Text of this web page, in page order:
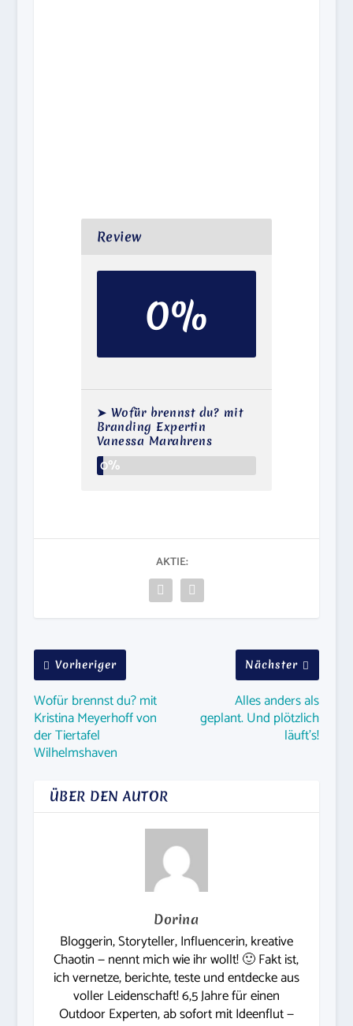
Review
0%
➤ Wofür brennst du? mit
Branding Expertin
Vanessa Marahrens
0%
AKTIE:
Vorheriger
Wofür brennst du? mit
Kristina Meyerhoff von
der Tiertafel
Wilhelmshaven
Nächster
Alles anders als
geplant. Und plötzlich
läuft’s!
ÜBER DEN AUTOR
Dorina
Bloggerin, Storyteller, Influencerin, kreative
Chaotin — nennt mich wie ihr wollt! 🙂 Fakt ist,
ich vernetze, berichte, teste und entdecke aus
voller Leidenschaft! 6,5 Jahre für einen
Outdoor Experten, ab sofort mit Ideenflut —